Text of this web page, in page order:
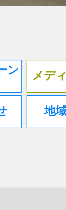
ン
メデ
地